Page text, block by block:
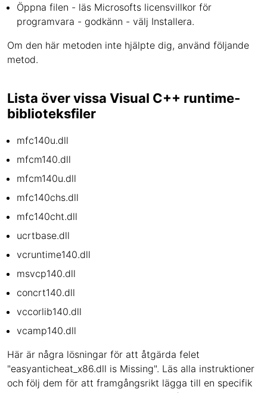
Öppna filen - läs Microsofts licensvillkor för
programvara - godkänn - välj Installera.
Om den här metoden inte hjälpte dig, använd följande
metod.
Lista över vissa Visual C++ runtime-
biblioteksfiler
mfc140u.dll
mfcm140.dll
mfcm140u.dll
mfc140chs.dll
mfc140cht.dll
ucrtbase.dll
vcruntime140.dll
msvcp140.dll
concrt140.dll
vccorlib140.dll
vcamp140.dll
Här är några lösningar för att åtgärda felet
"easyanticheat_x86.dll is Missing". Läs alla instruktioner
och följ dem för att framgångsrikt lägga till en specifik